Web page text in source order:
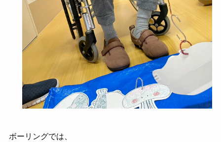
ボーリングでは、